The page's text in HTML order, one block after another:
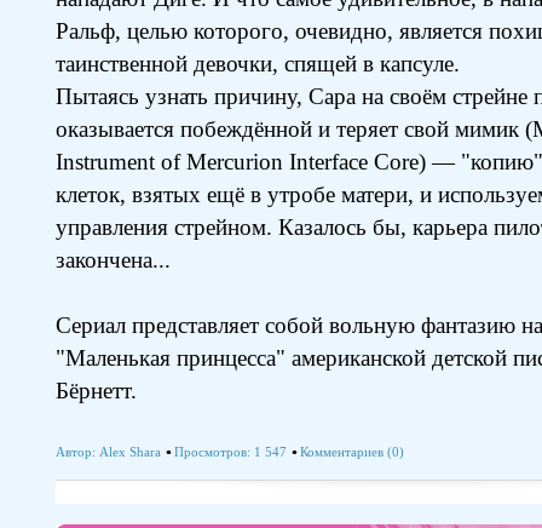
Ральф, целью которого, очевидно, является
таинственной девочки, спящей в капсуле.
Пытаясь узнать причину, Сaра на своём стрейне
оказывается побеждённой и теряет свой мимик
Instrument of Mercurion Interface Core) —
клеток, взятых ещё в утробе матери, и
управления стрейном. Казалось бы, карьера
закончена...
Сериал представляет собой вольную фантазию
"Маленькая принцесса" американской детской
Бёрнетт.
Автор: Alex Shara Просмотров: 1 547 Комментариев (0)